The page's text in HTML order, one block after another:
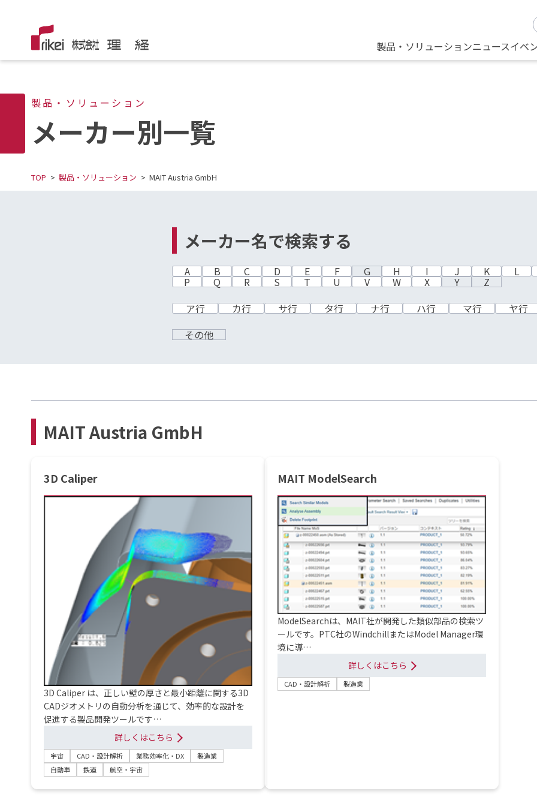
製品・ソリューションニュースイベ
製品・ソリューション
メーカー別一覧
TOP 製品・ソリューション MAIT Austria GmbH
メーカー名で検索する
A B C D E F G H I J K L
P Q R S T U V W X Y
Z
ア行
カ行 サ行 タ行 ナ行 ハ行 マ行 ヤ行
その他
MAIT Austria GmbH
3D Caliper
3D Caliper は、正しい壁の厚さと最小距離に関する3D
CADジオメトリの自動分析を通じて、効率的な設計を
促進する製品開発ツールです…
詳しくはこちら
宇宙 CAD・設計解析 業務効率化・DX
製造業
自動車
鉄道 航空・宇宙
MAIT ModelSearch
ModelSearchは、MAIT社が開発した類似部品の検索ツ
ールです。PTC社のWindchillまたはModel Manager環
境に導…
詳しくはこちら
CAD・設計解析 製造業